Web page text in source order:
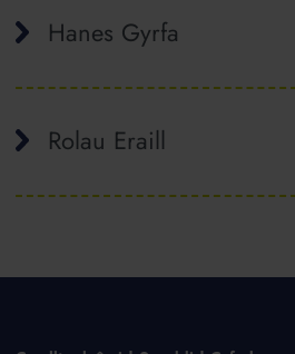
Hanes Gyrfa
Rolau Eraill